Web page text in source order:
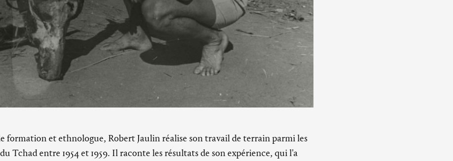
formation et ethnologue, Robert Jaulin réalise son travail de terrain parmi les
Tchad entre 1954 et 1959. Il raconte les résultats de son expérience, qui l'a